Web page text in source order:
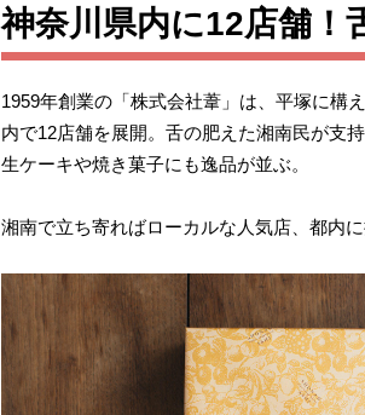
神奈川県内に12店舗！
1959年創業の「株式会社葦」 は、平塚に構
内で12店舗を展開。舌の肥えた湘南民が支
生ケーキや焼き菓子にも逸品が並ぶ。
湘南で立ち寄ればローカルな人気店、都内